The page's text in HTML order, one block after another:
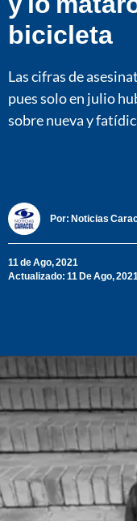
bicicleta
Las cifras de
pues solo en julio
sobre nueva y
Por: Noticias
11 de Ago, 2021
Actualizado: 11 De Ago, 2021